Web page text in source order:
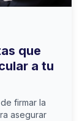
que
a tu
firmar la
asegurar